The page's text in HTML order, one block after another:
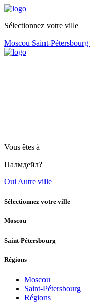
Sélectionnez votre ville
Moscou Saint-Pétersbourg
Vous êtes à
Палмдейл?
Oui Autre ville
Sélectionnez votre ville
Moscou
Saint-Pétersbourg
Régions
Moscou
Saint-Pétersbourg
Régions